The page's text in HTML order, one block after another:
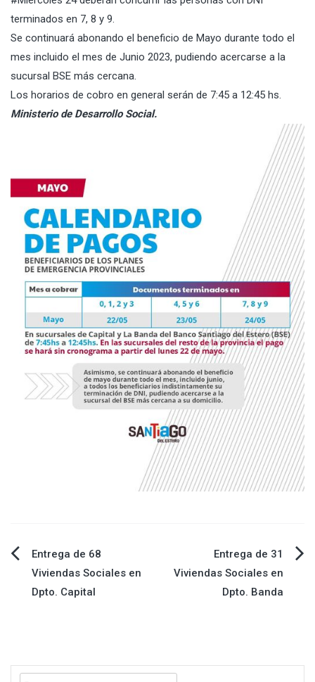
terminados en 7, 8 y 9.
Se continuará abonando el beneficio de Mayo durante todo el
mes incluido el mes de Junio 2023, pudiendo acercarse a la
sucursal BSE más cercana.
Los horarios de cobro en general serán de 7:45 a 12:45 hs.
Ministerio de Desarrollo Social.
Navegación
Entrega de 68
Viviendas Sociales en
Dpto. Capital
Entrega de 31
Viviendas Sociales en
Dpto. Banda
Buscar: